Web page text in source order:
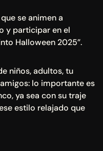
se animen a
y participar en el
Halloween 2025”.
niños, adultos, tu
lo importante es
ya sea con su traje
estilo relajado que